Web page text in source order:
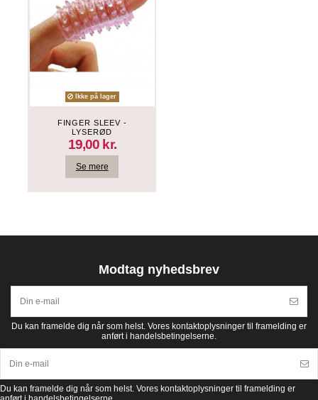
Ikke på lager
FINGER SLEEV -
LYSERØD
19,00 kr.
Se mere
Modtag nyhedsbrev
Du kan framelde dig når som helst. Vores kontaktoplysninger til framelding er
anført i handelsbetingelserne.
Du kan framelde dig når som helst. Vores kontaktoplysninger til framelding er